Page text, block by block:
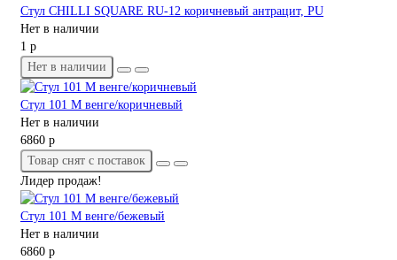
Стул CHILLI SQUARE RU-12 коричневый антрацит, PU
Нет в наличии
1 р
Нет в наличии
Стул 101 М венге/коричневый
Нет в наличии
6860 р
Товар снят с поставок
Лидер продаж!
Стул 101 М венге/бежевый
Нет в наличии
6860 р